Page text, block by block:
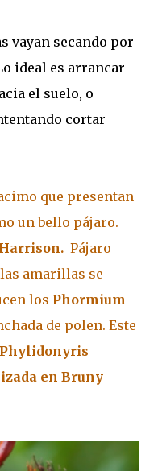
vayan secando por
ideal es arrancar
el suelo, o
cortar
que presentan
un bello pájaro.
Pájaro
amarillas se
los Phormium
de polen. Este
en Bruny